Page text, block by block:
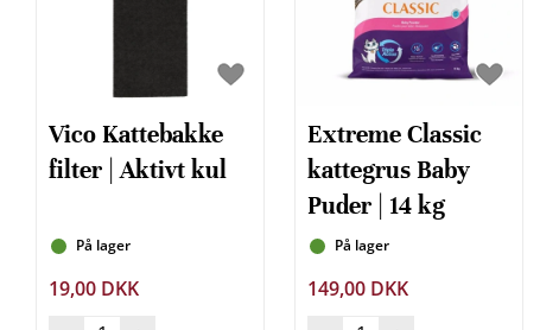
Vico Kattebakke
filter | Aktivt kul
På lager
19,00 DKK
Extreme Classic
kattegrus Baby
Puder | 14 kg
På lager
149,00 DKK